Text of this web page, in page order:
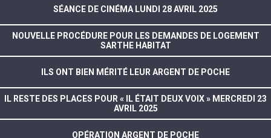
SÉANCE DE CINÉMA LUNDI 28 AVRIL 2025
NOUVELLE PROCÉDURE POUR LES DEMANDES DE LOGEMENT
SARTHE HABITAT
ILS ONT BIEN MÉRITÉ LEUR ARGENT DE POCHE
IL RESTE DES PLACES POUR « IL ÉTAIT DEUX VOIX » MERCREDI 23
AVRIL 2025
OPÉRATION ARGENT DE POCHE